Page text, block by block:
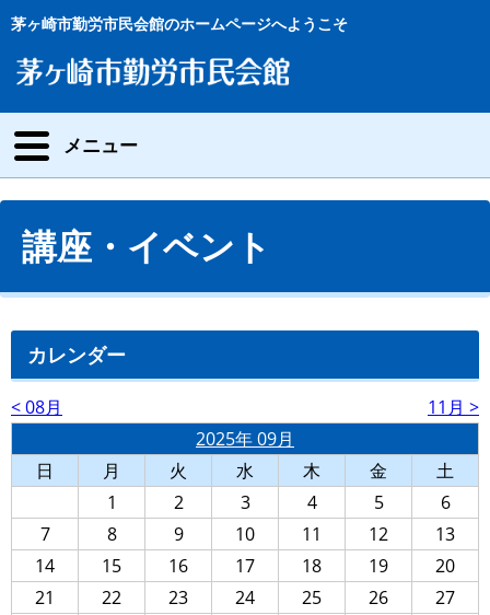
茅ヶ崎市勤労市民会館のホームページへようこそ
メニュー
講座・イベント
カレンダー
< 08月
11月 >
2025年 09月
日
月 火 水 木 金
土
1
2 3 4 5
6
7
8 9 10 11 12
13
14
15 16 17 18 19
20
21
22 23 24 25 26
27